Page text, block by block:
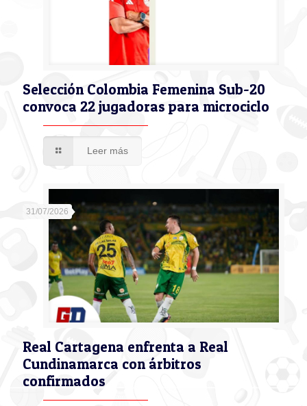
Selección Colombia Femenina Sub-20
convoca 22 jugadoras para microciclo
Leer más
31/07/2026
Real Cartagena enfrenta a Real
Cundinamarca con árbitros
confirmados